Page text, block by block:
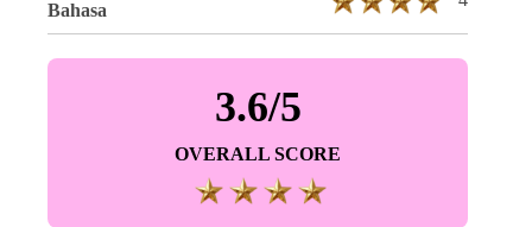
Bahasa
3.6/5
OVERALL SCORE